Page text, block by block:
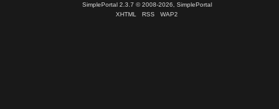
SimplePortal 2.3.7 © 2008-2026, SimplePortal
XHTML
RSS WAP2